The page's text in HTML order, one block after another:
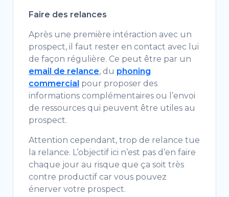
Faire des relances
Après une première intéraction avec un
prospect, il faut rester en contact avec lui
de façon régulière. Ce peut être par un
email de relance, du phoning
commercial pour proposer des
informations complémentaires ou l’envoi
de ressources qui peuvent être utiles au
prospect.
Attention cependant, trop de relance tue
la relance. L’objectif ici n’est pas d’en faire
chaque jour au risque que ça soit très
contre productif car vous pouvez
énerver votre prospect.